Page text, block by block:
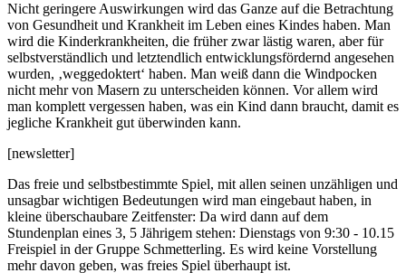
Nicht geringere Auswirkungen wird das Ganze auf die Betrachtung
von Gesundheit und Krankheit im Leben eines Kindes haben. Man
wird die Kinderkrankheiten, die früher zwar lästig waren, aber für
selbstverständlich und letztendlich entwicklungsfördernd angesehen
wurden, ‚weggedoktert‘ haben. Man weiß dann die Windpocken
nicht mehr von Masern zu unterscheiden können. Vor allem wird
man komplett vergessen haben, was ein Kind dann braucht, damit es
jegliche Krankheit gut überwinden kann.
[newsletter]
Das freie und selbstbestimmte Spiel, mit allen seinen unzähligen und
unsagbar wichtigen Bedeutungen wird man eingebaut haben, in
kleine überschaubare Zeitfenster: Da wird dann auf dem
Stundenplan eines 3, 5 Jährigem stehen: Dienstags von 9:30 - 10.15
Freispiel in der Gruppe Schmetterling. Es wird keine Vorstellung
mehr davon geben, was freies Spiel überhaupt ist.